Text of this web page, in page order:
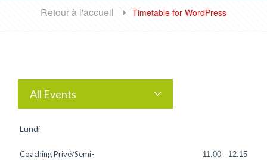
Retour à l'accueil Timetable for WordPress
All Events
Lundi
Coaching Privé/Semi-
11.00 - 12.15